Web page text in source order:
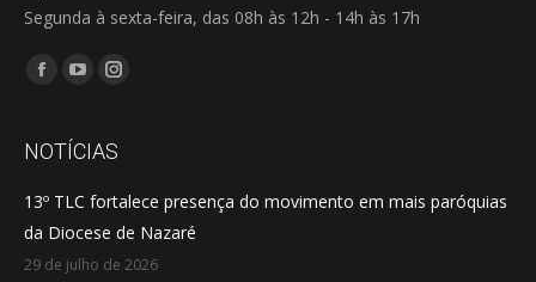
Segunda à sexta-feira, das 08h às 12h - 14h às 17h
Encontre-nos em:
Facebook
opens
new
window
YouTube
opens
new
window
Instagram
opens
new
window
NOTÍCIAS
13º TLC fortalece presença do movimento em mais paróquias
da Diocese de Nazaré
29 de julho de 2026